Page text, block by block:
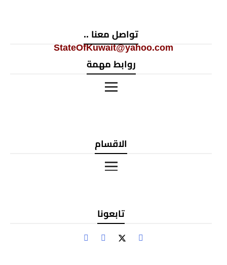
تواصل معنا ..
StateOfKuwait@yahoo.com
روابط مهمة
الاقسام
تابعونا